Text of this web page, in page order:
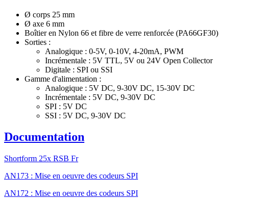
Ø corps 25 mm
Ø axe 6 mm
Boîtier en Nylon 66 et fibre de verre renforcée (PA66GF30)
Sorties :
Analogique : 0-5V, 0-10V, 4-20mA, PWM
Incrémentale : 5V TTL, 5V ou 24V Open Collector
Digitale : SPI ou SSI
Gamme d'alimentation :
Analogique : 5V DC, 9-30V DC, 15-30V DC
Incrémentale : 5V DC, 9-30V DC
SPI : 5V DC
SSI : 5V DC, 9-30V DC
Documentation
Shortform 25x RSB Fr
AN173 : Mise en oeuvre des codeurs SPI
AN172 : Mise en oeuvre des codeurs SPI